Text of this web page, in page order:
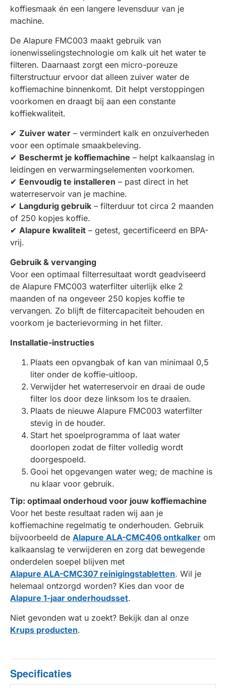
koffiesmaak én een langere levensduur van je
machine.
De Alapure FMC003 maakt gebruik van
ionenwisselingstechnologie om kalk uit het water te
filteren. Daarnaast zorgt een micro-poreuze
filterstructuur ervoor dat alleen zuiver water de
koffiemachine binnenkomt. Dit helpt verstoppingen
voorkomen en draagt bij aan een constante
koffiekwaliteit.
✔ Zuiver water – vermindert kalk en onzuiverheden
voor een optimale smaakbeleving.
✔ Beschermt je koffiemachine – helpt kalkaanslag in
leidingen en verwarmingselementen voorkomen.
✔ Eenvoudig te installeren – past direct in het
waterreservoir van je machine.
✔ Langdurig gebruik – filterduur tot circa 2 maanden
of 250 kopjes koffie.
✔ Alapure kwaliteit – getest, gecertificeerd en BPA-
vrij.
Gebruik & vervanging
Voor een optimaal filterresultaat wordt geadviseerd
de Alapure FMC003 waterfilter uiterlijk elke 2
maanden of na ongeveer 250 kopjes koffie te
vervangen. Zo blijft de filtercapaciteit behouden en
voorkom je bacterievorming in het filter.
Installatie-instructies
Plaats een opvangbak of kan van minimaal 0,5
liter onder de koffie-uitloop.
Verwijder het waterreservoir en draai de oude
filter los door deze linksom los te draaien.
Plaats de nieuwe Alapure FMC003 waterfilter
stevig in de houder.
Start het spoelprogramma of laat water
doorlopen zodat de filter volledig wordt
doorgespoeld.
Gooi het opgevangen water weg; de machine is
nu klaar voor gebruik.
Tip: optimaal onderhoud voor jouw koffiemachine
Voor het beste resultaat raden wij aan je
koffiemachine regelmatig te onderhouden. Gebruik
bijvoorbeeld de Alapure ALA-CMC406 ontkalker om
kalkaanslag te verwijderen en zorg dat bewegende
onderdelen soepel blijven met
Alapure ALA-CMC307 reinigingstabletten. Wil je
helemaal ontzorgd worden? Kies dan voor de
Alapure 1-jaar onderhoudsset.
Niet gevonden wat u zoekt? Bekijk dan al onze
Krups producten.
Specificaties